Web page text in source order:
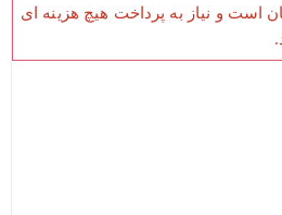
است و نیاز به پرداخت هیچ هزینه ای